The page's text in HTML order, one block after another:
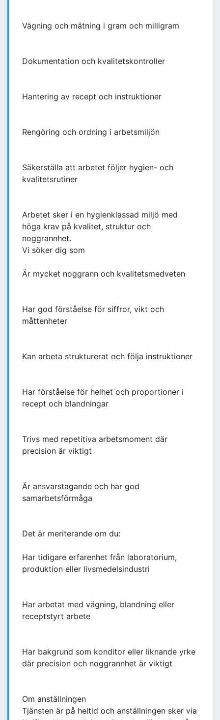
Vägning och mätning i gram och milligram
Dokumentation och kvalitetskontroller
Hantering av recept och instruktioner
Rengöring och ordning i arbetsmiljön
Säkerställa att arbetet följer hygien- och
kvalitetsrutiner
Arbetet sker i en hygienklassad miljö med
höga krav på kvalitet, struktur och
noggrannhet.
Vi söker dig som
Är mycket noggrann och kvalitetsmedveten
Har god förståelse för siffror, vikt och
måttenheter
Kan arbeta strukturerat och följa instruktioner
Har förståelse för helhet och proportioner i
recept och blandningar
Trivs med repetitiva arbetsmoment där
precision är viktigt
Är ansvarstagande och har god
samarbetsförmåga
Det är meriterande om du:
Har tidigare erfarenhet från laboratorium,
produktion eller livsmedelsindustri
Har arbetat med vägning, blandning eller
receptstyrt arbete
Har bakgrund som konditor eller liknande yrke
där precision och noggrannhet är viktigt
Om anställningen
Tjänsten är på heltid och anställningen sker via